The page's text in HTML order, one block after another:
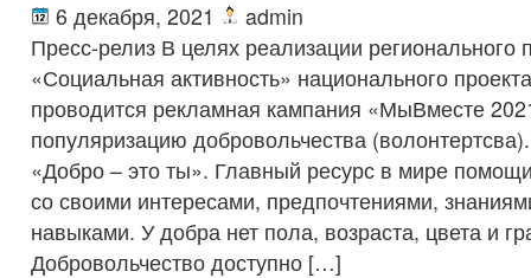
6 декабря, 2021
admin
Пресс-релиз В целях реализации регионального
«Социальная активность» национального
проводится рекламная кампания «МыВместе
популяризацию добровольчества
«Добро – это ты». Главный ресурс в мире
со своими интересами, предпочтениями,
навыками. У добра нет пола, возраста, цвета и
Добровольчество доступно […]